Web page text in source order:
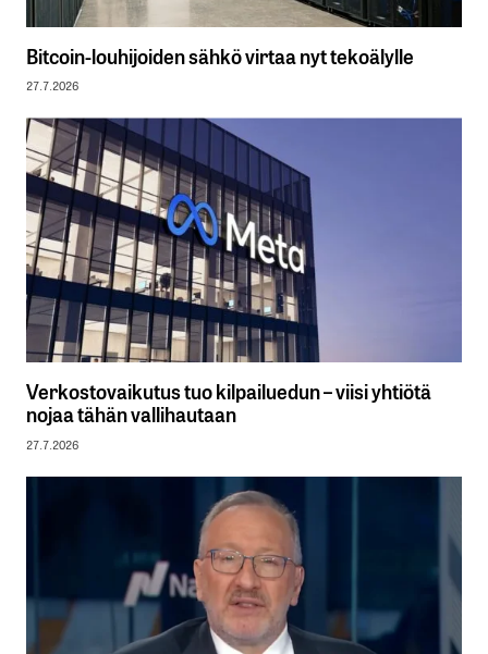
Bitcoin-louhijoiden sähkö virtaa nyt tekoälylle
27.7.2026
Verkostovaikutus tuo kilpailuedun – viisi yhtiötä
nojaa tähän vallihautaan
27.7.2026